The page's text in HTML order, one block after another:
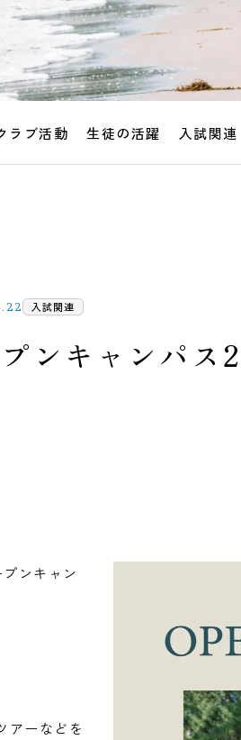
ラブ活動 生徒の活躍 入試関連
入試関連
ンキャンパ
ンキャン
アーなどを